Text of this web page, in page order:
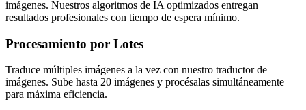
imágenes. Nuestros algoritmos de IA optimizados entregan
resultados profesionales con tiempo de espera mínimo.
Procesamiento por Lotes
Traduce múltiples imágenes a la vez con nuestro traductor de
imágenes. Sube hasta 20 imágenes y procésalas simultáneamente
para máxima eficiencia.